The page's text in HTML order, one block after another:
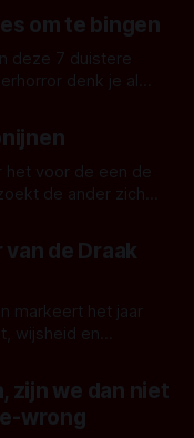
activiteiten met
om te bingen
deze 7 duistere
Nederlandse horror
Nederlandse tv-
series uit het duistere of horrorgenre. Als
het voor de een de
de ander zich
ik hier 5 tips voor
in de
de Draak
markeert het jaar
wijsheid en
films die
of eigenlijk juist het
zijn we dan niet
wrong